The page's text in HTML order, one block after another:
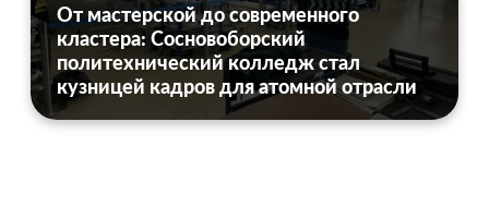
От мастерской до современного
кластера: Сосновоборский
политехнический колледж стал
кузницей кадров для атомной отрасли